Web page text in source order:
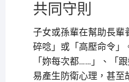
共同守則
子女或孫輩在幫助長輩
碎唸」或「高壓命令」
「妳每次都……」、「
易產生防衛心理，甚至